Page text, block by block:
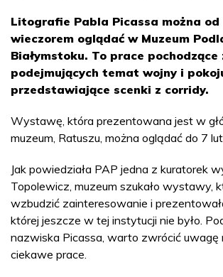
Litografie Pabla Picassa można
wieczorem oglądać w Muzeum
Białymstoku. To prace pochodzące
podejmujących temat wojny i
przedstawiające scenki z corridy.
Wystawę, która prezentowana jest w
muzeum, Ratuszu, można oglądać do 7
Jak powiedziała PAP jedna z kuratorek
Topolewicz, muzeum szukało wystawy,
wzbudzić zainteresowanie i
której jeszcze w tej instytucji nie było.
nazwiska Picassa, warto zwrócić uwagę
ciekawe prace.